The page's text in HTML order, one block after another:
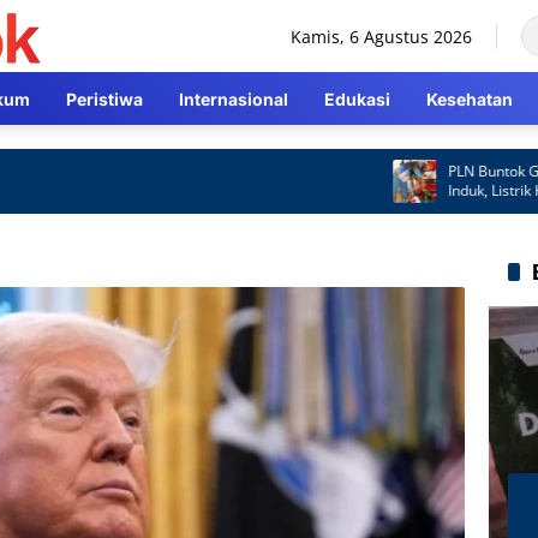
Kamis, 6 Agustus 2026
Peristiwa Internasional Edukasi Kesehatan
PLN Buntok Gerak
Induk, Listrik
Cepat